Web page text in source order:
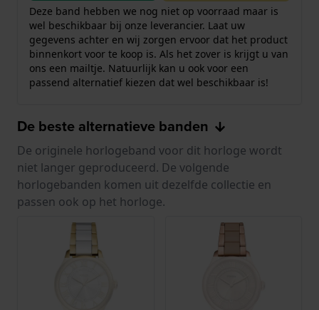
Deze band hebben we nog niet op voorraad maar is
wel beschikbaar bij onze leverancier. Laat uw
gegevens achter en wij zorgen ervoor dat het product
binnenkort voor te koop is. Als het zover is krijgt u van
ons een mailtje. Natuurlijk kan u ook voor een
passend alternatief kiezen dat wel beschikbaar is!
De beste alternatieve banden
De originele horlogeband voor dit horloge wordt
niet langer geproduceerd. De volgende
horlogebanden komen uit dezelfde collectie en
passen ook op het horloge.